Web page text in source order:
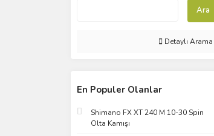
Ara
Detaylı Arama
En Populer Olanlar
Shimano FX XT 240 M 10-30 Spin
Olta Kamışı